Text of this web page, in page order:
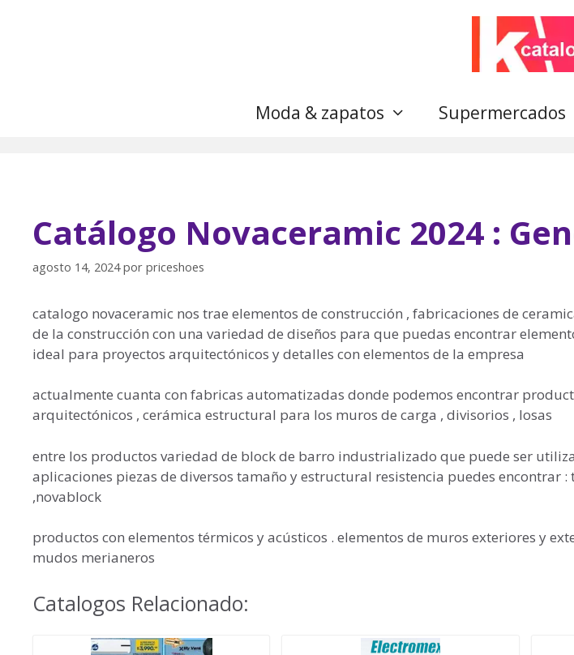
Moda & zapatos Supermercados
Catálogo Novaceramic 2024 :
agosto 14, 2024 por priceshoes
catalogo novaceramic nos trae elementos de construcción , fabricaciones de
de la construcción con una variedad de diseños para que puedas encontrar
ideal para proyectos arquitectónicos y detalles con elementos de la empresa
actualmente cuanta con fabricas automatizadas donde podemos encontrar
arquitectónicos , cerámica estructural para los muros de carga , divisorios , losas
entre los productos variedad de block de barro industrializado que puede ser
aplicaciones piezas de diversos tamaño y estructural resistencia puedes encontrar
,novablock
productos con elementos térmicos y acústicos . elementos de muros exteriores y
mudos merianeros
Catalogos Relacionado: